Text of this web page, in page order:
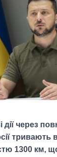
дії через
тривають
1300 км,